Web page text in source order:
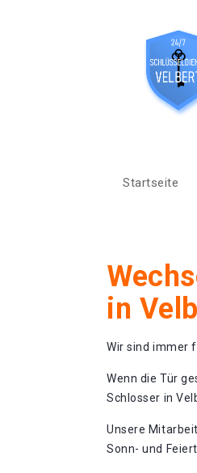
Startseite
in
Wir sind immer
Wenn die Tür
Schlosser in
Unsere
Sonn- und